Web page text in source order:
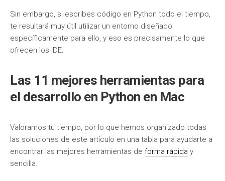
Sin embargo, si escribes código en Python todo el tiempo,
te resultará muy útil utilizar un entorno diseñado
específicamente para ello, y eso es precisamente lo que
ofrecen los IDE.
Las 11 mejores herramientas para
el desarrollo en Python en Mac
Valoramos tu tiempo, por lo que hemos organizado todas
las soluciones de este artículo en una tabla para ayudarte a
encontrar las mejores herramientas de forma rápida y
sencilla.